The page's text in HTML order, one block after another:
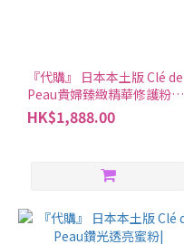
『代購』 日本本土版 Clé de
Peau貴婦臻緻精華修護粉底
SPF25 PA++| THE
FOUNDATION|CPB|搵好西
HK$1,888.00